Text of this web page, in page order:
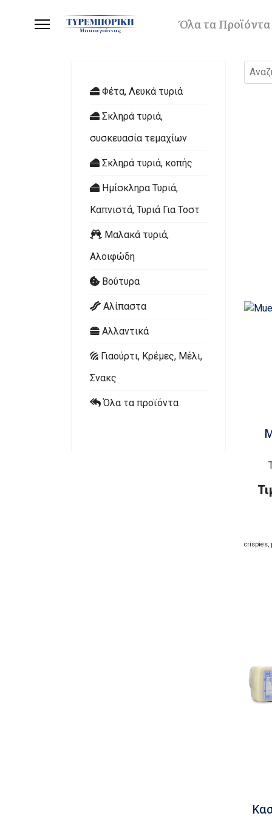
Όλα τα Προϊόντα
Φέτα, Λευκά τυριά
Σκληρά τυριά,
συσκευασία τεμαχίων
Σκληρά τυριά, κοπής
Ημίσκληρα Τυριά,
Καπνιστά, Τυριά Για Τοστ
Μαλακά τυριά,
Αλοιφώδη
Βούτυρα
Αλίπαστα
Αλλαντικά
Γιαούρτι, Κρέμες, Μέλι,
Σνακς
Όλα τα προϊόντα
crispies,